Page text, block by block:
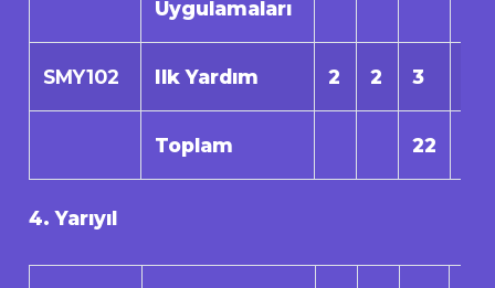
Uygulamaları
SMY102 Ilk Yardım 2 2 3
Toplam 22
4. Yarıyıl